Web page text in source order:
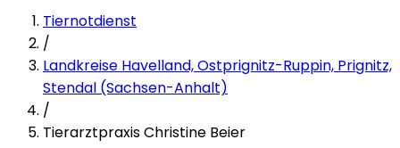
Tiernotdienst
/
Landkreise Havelland, Ostprignitz-Ruppin, Prignitz,
Stendal (Sachsen-Anhalt)
/
Tierarztpraxis Christine Beier